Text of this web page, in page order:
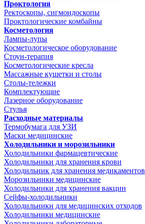
Проктология
Ректоскопы, сигмоидоскопы
Проктологические комбайны
Косметология
Лампы-лупы
Косметологическое оборудование
Стоун-терапия
Косметологические кресла
Массажные кушетки и столы
Столы-тележки
Комплектующие
Лазерное оборудование
Стулья
Расходные материалы
Термобумага для УЗИ
Маски медицинские
Холодильники и морозильники
Холодильники фармацевтические
Холодильники для хранения крови
Холодильник для хранения медикаментов
Морозильники медицинские
Холодильники для хранения вакцин
Сейфы-холодильники
Холодильники для медицинских отходов
Холодильники медицинские